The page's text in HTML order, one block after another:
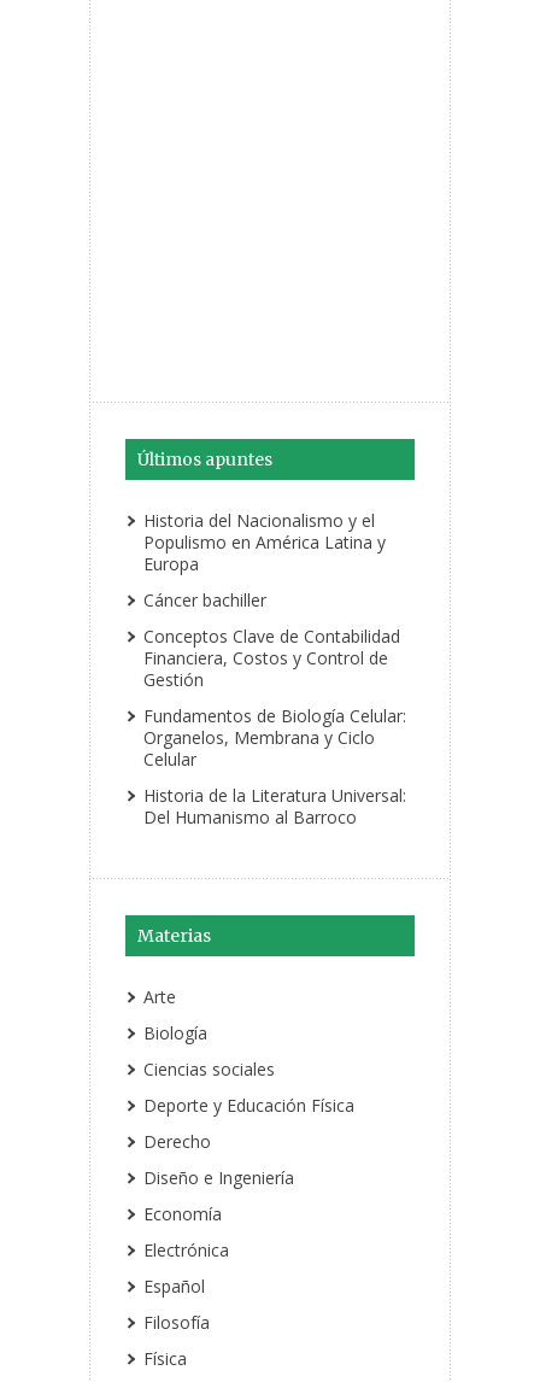
Últimos apuntes
Historia del Nacionalismo y el
Populismo en América Latina y
Europa
Cáncer bachiller
Conceptos Clave de Contabilidad
Financiera, Costos y Control de
Gestión
Fundamentos de Biología Celular:
Organelos, Membrana y Ciclo
Celular
Historia de la Literatura Universal:
Del Humanismo al Barroco
Materias
Arte
Biología
Ciencias sociales
Deporte y Educación Física
Derecho
Diseño e Ingeniería
Economía
Electrónica
Español
Filosofía
Física